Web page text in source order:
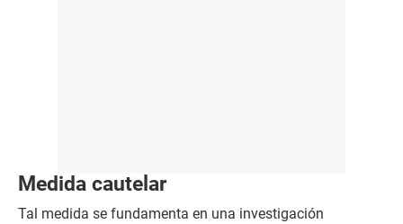
Medida cautelar
Tal medida se fundamenta en una investigación